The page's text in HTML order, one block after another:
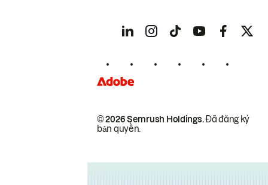
© 2026 Semrush Holdings.Đã đăng ký
bản quyền.